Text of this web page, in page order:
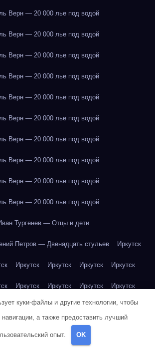
Верн — 20 000 лье под водой
Верн — 20 000 лье под водой
Верн — 20 000 лье под водой
Верн — 20 000 лье под водой
Верн — 20 000 лье под водой
Верн — 20 000 лье под водой
Верн — 20 000 лье под водой
Верн — 20 000 лье под водой
Верн — 20 000 лье под водой
Верн — 20 000 лье под водой
Тургенев — Отцы и дети
Петров — Двенадцать стульев Иркутск
Иркутск Иркутск Иркутск Иркутск
Иркутск Иркутск Иркутск Иркутск
Иркутск Иркутск Иркутск Иркутск
Иркутск Йогурт
куки-файлы и другие технологии, чтобы
а также предоставить лучший
опыт. OK